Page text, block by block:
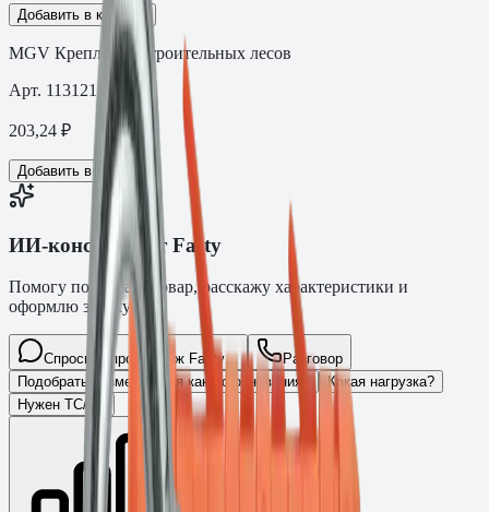
Добавить в корзину
MGV Крепление строительных лесов
Арт. 1131216
203,24 ₽
Добавить в корзину
ИИ-консультант Fasty
Помогу подобрать товар, расскажу характеристики и
оформлю заявку.
Спросите про крепёж Fasty…
Разговор
Подобрать размер
Для какого основания?
Какая нагрузка?
Нужен ТС/ТО